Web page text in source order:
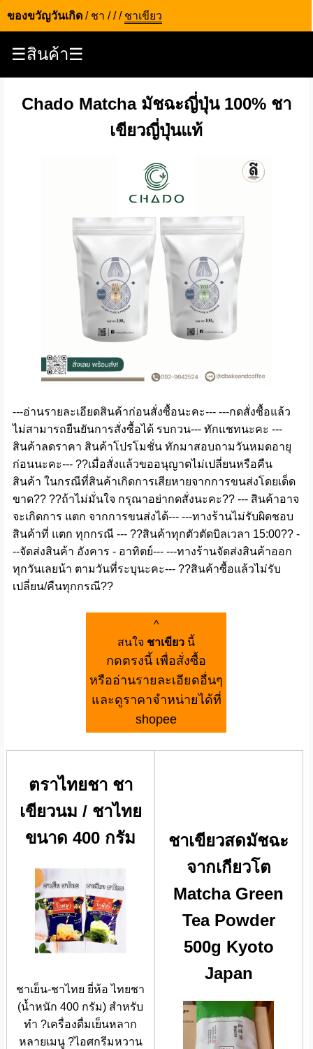
ของขวัญวันเกิด / ชา /// ชาเขียว
☰สินค้า☰
Chado Matcha มัชฉะญี่ปุ่น 100% ชา
เขียวญี่ปุ่นแท้
---อ่านรายละเอียดสินค้าก่อนสั่งซื้อนะคะ--- ---กดสั่งซื้อแล้ว
ไม่สามารถยืนยันการสั่งซื้อได้ รบกวน--- ทักแชทนะคะ ---
สินค้าลดราคา สินค้าโปรโมชั่น ทักมาสอบถามวันหมดอายุ
ก่อนนะคะ--- ??เมื่อสั่งแล้วขออนุญาตไม่เปลี่ยนหรือคืน
สินค้า ในกรณีที่สินค้าเกิดการเสียหายจากการขนส่งโดยเด็ด
ขาด?? ??ถ้าไม่มั่นใจ กรุณาอย่ากดสั่งนะคะ?? --- สินค้าอาจ
จะเกิดการ แตก จากการขนส่งได้--- ---ทางร้านไม่รับผิดชอบ
สินค้าที่ แตก ทุกกรณี --- ??สินค้าทุกตัวตัดบิลเวลา 15:00?? -
--จัดส่งสินค้า อังคาร - อาทิตย์--- ---ทางร้านจัดส่งสินค้าออก
ทุกวันเลยน้า ตามวันที่ระบุนะคะ--- ??สินค้าซื้อแล้วไม่รับ
เปลี่ยน/คืนทุกกรณี??
^
สนใจ ชาเขียว นี้
กดตรงนี้ เพื่อสั่งซื้อ
หรืออ่านรายละเอียดอื่นๆ
และดูราคาจำหน่ายได้ที่
shopee
ตราไทยชา ชา
เขียวนม / ชาไทย
ขนาด 400 กรัม
ชาเย็น-ชาไทย ยี่ห้อ ไทยชา
(น้ำหนัก 400 กรัม) สำหรับ
ทำ ?เครื่องดื่มเย็นหลาก
หลายเมนู ?ไอศกรีมหวาน
ชาเขียวสดมัชฉะ
จากเกียวโต
Matcha Green
Tea Powder
500g Kyoto
Japan